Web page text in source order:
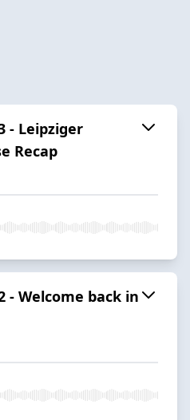
- Leipziger
Recap
- Welcome back in